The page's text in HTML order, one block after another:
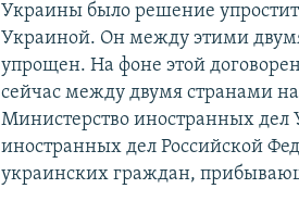
Украины было решение
Украиной. Он между этими
упрощен. На фоне этой
сейчас между двумя странами
Министерство иностранных дел
иностранных дел Российской
украинских граждан,